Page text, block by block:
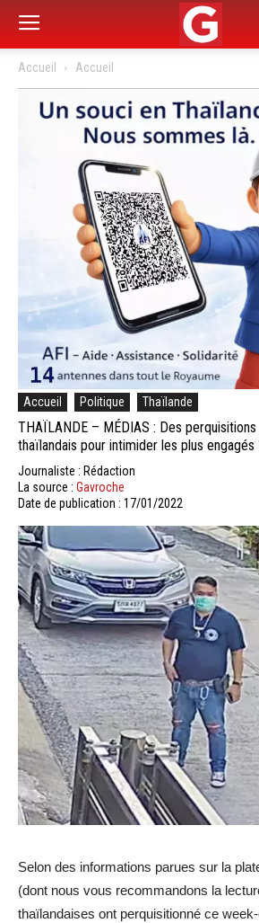
Accueil Accueil
Accueil Politique Thaïlande
THAÏLANDE – MÉDIAS : Des
thaïlandais pour intimider les plus engagés
Journaliste : Rédaction
La source : Gavroche
Date de publication : 17/01/2022
Selon des informations parues sur la
(dont nous vous recommandons la
thaïlandaises ont perquisitionné ce